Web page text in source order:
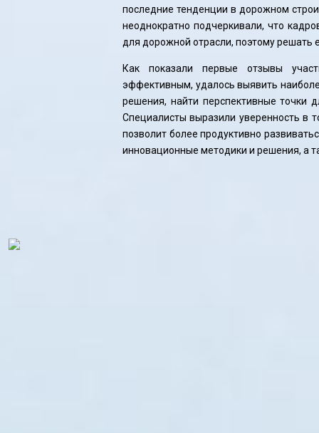
последние тенденции в дорожном
неоднократно подчеркивали, что
для дорожной отрасли, поэтому решать
Как показали первые отзывы
эффективным, удалось выявить
решения, найти перспективные точки
Специалисты выразили уверенность в
позволит более продуктивно
инновационные методики и решения, а